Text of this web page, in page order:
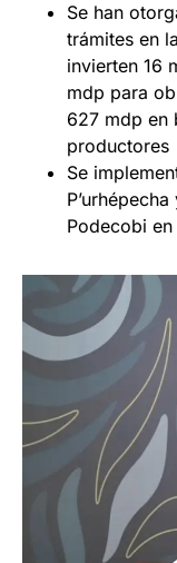
Se han
trámites en
invierten 16
mdp para
627 mdp en
productores
Se
Podecobi